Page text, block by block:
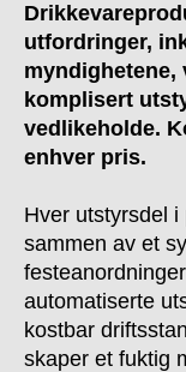
utfordringer,
myndighetene,
komplisert
vedlikeholde.
enhver pris.
Hver utstyrsdel
sammen av et
automatiserte
kostbar
skaper et fuktig